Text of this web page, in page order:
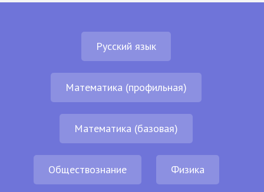
Русский язык
Математика (профильная)
Математика (базовая)
Обществознание Физика